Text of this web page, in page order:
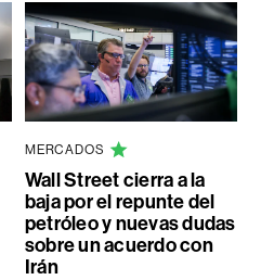
MERCADOS
Wall Street cierra a la
baja por el repunte del
petróleo y nuevas dudas
sobre un acuerdo con
Irán